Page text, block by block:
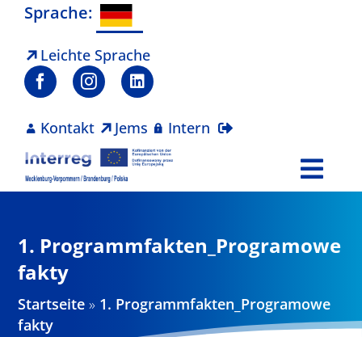
Zum
springen
Sprache:
Leichte Sprache
Kontakt Jems Intern
Projekte
Aktuelles
1. Programmfakten_Programowe
fakty
Startseite » 1. Programmfakten_Programowe
fakty